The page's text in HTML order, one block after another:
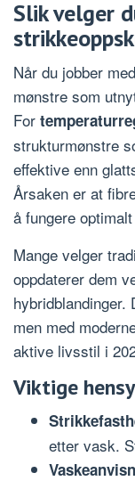
Slik velger
Når du jobber
mønstre som
For
strukturmønstre
effektive enn
Årsaken er at
å fungere
Mange velger
oppdaterer dem
hybridblandinger.
men med
aktive livsstil i
Viktige
etter vask.